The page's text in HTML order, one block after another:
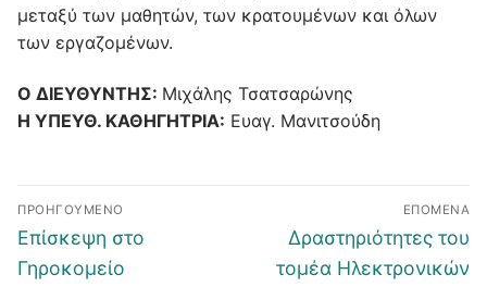
μεταξύ των μαθητών, των κρατουμένων και όλων
των εργαζομένων.
Ο ΔΙΕΥΘΥΝΤΗΣ: Μιχάλης Τσατσαρώνης
Η ΥΠΕΥΘ. ΚΑΘΗΓΗΤΡΙΑ: Ευαγ. Μανιτσούδη
ΠΡΟΗΓΟΎΜΕΝΟ
Επίσκεψη στο
Γηροκομείο
ΕΠΌΜΕΝΑ
Δραστηριότητες του
τομέα Ηλεκτρονικών